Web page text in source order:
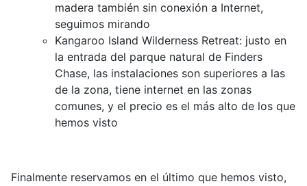
madera también sin conexión a Internet,
seguimos mirando
Kangaroo Island Wilderness Retreat: justo en
la entrada del parque natural de Finders
Chase, las instalaciones son superiores a las
de la zona, tiene internet en las zonas
comunes, y el precio es el más alto de los que
hemos visto
Finalmente reservamos en el último que hemos visto,